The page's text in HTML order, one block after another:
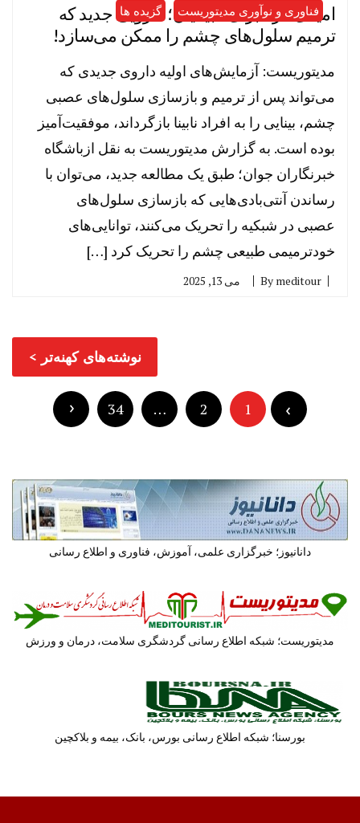
فناوری و نوآوری مدیتوریست
گزیده ها
امیدی تازه برای نابینایان؛ دارویی جدید که
ترمیم سلول‌های چشم را ممکن می‌سازد!
مدیتوریست: آزمایش‌های اولیه داروی جدیدی که
می‌تواند پس از ترمیم و بازسازی سلول‌های عصبی
چشم، بینایی را به افراد نابینا بازگرداند، موفقیت‌آمیز
بوده است. به گزارش مدیتوریست به نقل ازباشگاه
خبرنگاران جوان؛ طبق یک مطالعه جدید، می‌توان با
رساندن آنتی‌بادی‌هایی که بازسازی سلول‌های
عصبی در شبکیه را تحریک می‌کنند، توانایی‌های
خودترمیمی طبیعی چشم را تحریک کرد […]
By meditour می 13, 2025
نوشته‌های کهنه‌تر
نوشته‌ها
1
2
…
34
دانانیوز؛ خبرگزاری علمی، آموزش، فناوری و اطلاع رسانی
مدیتوریست؛ شبکه اطلاع رسانی گردشگری سلامت، درمان و ورزش
بورسنا؛ شبکه اطلاع رسانی بورس، بانک، بیمه و بلاکچین